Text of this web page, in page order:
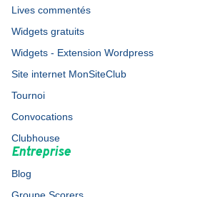
Lives commentés
Widgets gratuits
Widgets - Extension Wordpress
Site internet MonSiteClub
Tournoi
Convocations
Clubhouse
Entreprise
Blog